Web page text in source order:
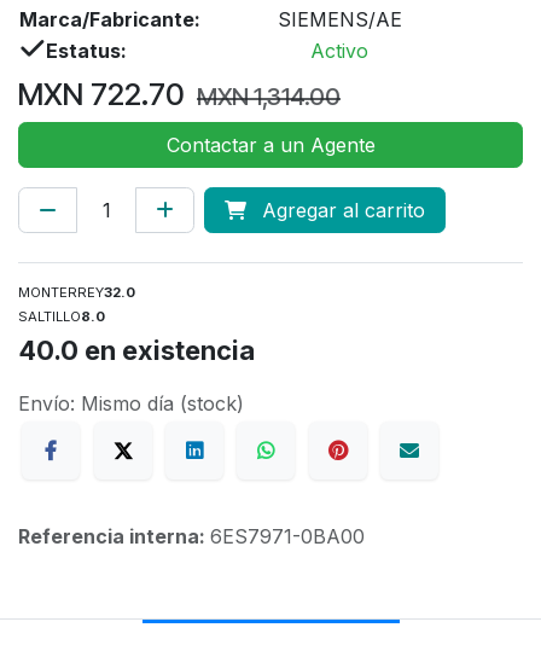
Marca/Fabricante:
SIEMENS/AE
Estatus:
Activo
MXN 722.70 MXN1,314.00
Contactar a un Agente
Agregar al carrito
MONTERREY32.0
SALTILLO8.0
40.0 en existencia
Envío: Mismo día (stock)
Referencia interna: 6ES7971-0BA00